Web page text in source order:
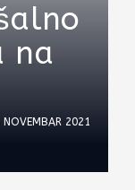
na
NOVEMBAR 2021